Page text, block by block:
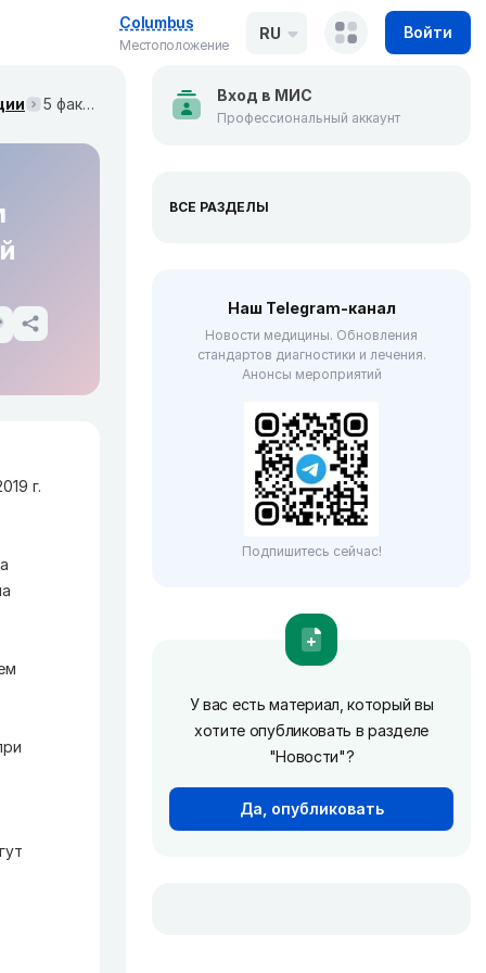
Columbus
Местоположение
RU Войти
5 фактов о меланоме, которые нужно знать всем врачам (Canadian Medical Association Journal, май 2019)
г.
Вход в МИС
Профессиональный аккаунт
ВСЕ РАЗДЕЛЫ
Наш Telegram-канал
Новости медицины. Обновления
стандартов диагностики и лечения.
Анонсы мероприятий
Подпишитесь сейчас!
У вас есть материал, который вы
хотите опубликовать в разделе
"Новости"?
Да, опубликовать